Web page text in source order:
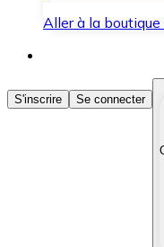
Aller à la
Acheter des
Achetez les
Convertissez
S'inscrire Se connecter